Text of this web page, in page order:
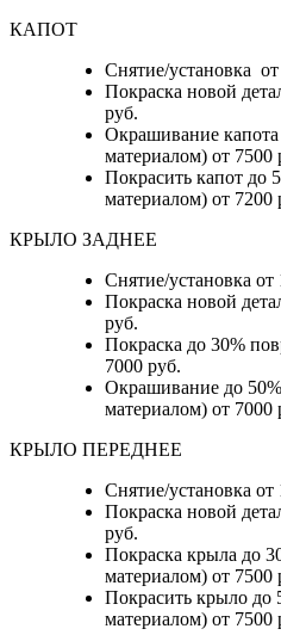
КАПОТ
Снятие/установка
Покраска новой
руб.
Окрашивание
материалом) от 7500
Покрасить капот до
материалом) от 7200
КРЫЛО ЗАДНЕЕ
Снятие/установка от
Покраска новой
руб.
Покраска до 30%
7000 руб.
Окрашивание до
материалом) от 7000
КРЫЛО ПЕРЕДНЕЕ
Снятие/установка от
Покраска новой
руб.
Покраска крыла до
материалом) от 7500
Покрасить крыло до
материалом) от 7500